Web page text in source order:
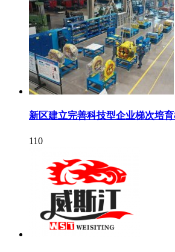
新区建立完善科技型企业梯次培
110